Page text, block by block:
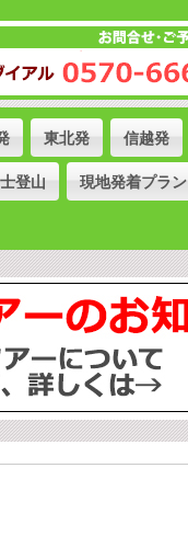
東北発 信越発
登山 現地発着プラン